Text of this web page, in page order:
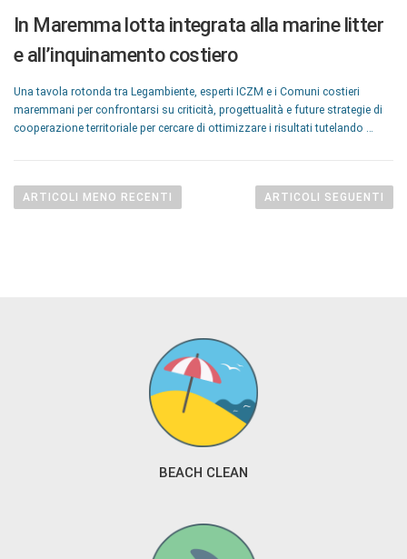
In Maremma lotta integrata alla marine litter
e all’inquinamento costiero
Una tavola rotonda tra Legambiente, esperti ICZM e i Comuni costieri
maremmani per confrontarsi su criticità, progettualità e future strategie di
cooperazione territoriale per cercare di ottimizzare i risultati tutelando …
ARTICOLI MENO RECENTI ARTICOLI SEGUENTI
BEACH CLEAN